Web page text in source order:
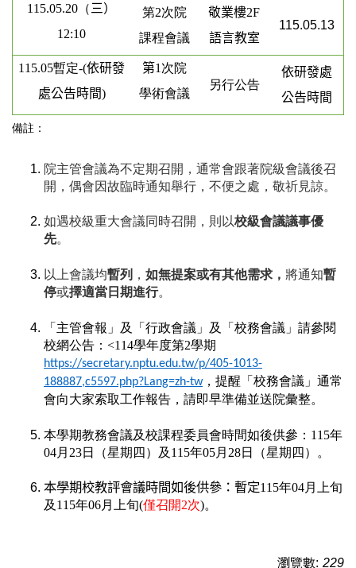
115.05.20（ 三）
12:10
第2次院
課程會議
敬業樓2F
語言教室
115.05.13
115.05暫定-(依研發
處公告時間)
第1 次院
學術會議
另行公告
依研發處
公告時間
備註：
院主管會議為不定期召開，通常會跟著院級會議後召
開，偶會因故臨時通知舉行，不便之處，敬祈見諒。
如遇校級重大會議同時召開，則以校級會議議事優
先。
以上會議均暫列 ， 如無提案或有其他需求， 將通知暫
停或擇適當日期進行。
「主管會報」及「行政會議」及「校務會議」請參閱
校網公告： <114學年度第2學期
https://secretary.nptu.edu.tw/p/405-1013-
188887,c5597.php?Lang=zh-tw，提醒「校務會議」通常
會向大家索取工作報告，請即早準備並送院彙整。
本學期教務會議及校課程委員會時間如後供參： 115年
04月23日（星期四）及115年05月28日（星期四）。
本學期校教評會議時間如後供參： 暫定115年04月上旬
及115年06月上旬(僅召開2次)。
瀏覽數: 229